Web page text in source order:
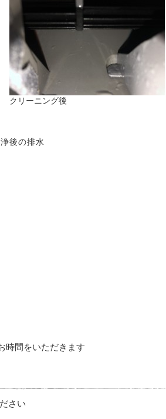
クリーニング後
後の排水
時間をいただきます
さい